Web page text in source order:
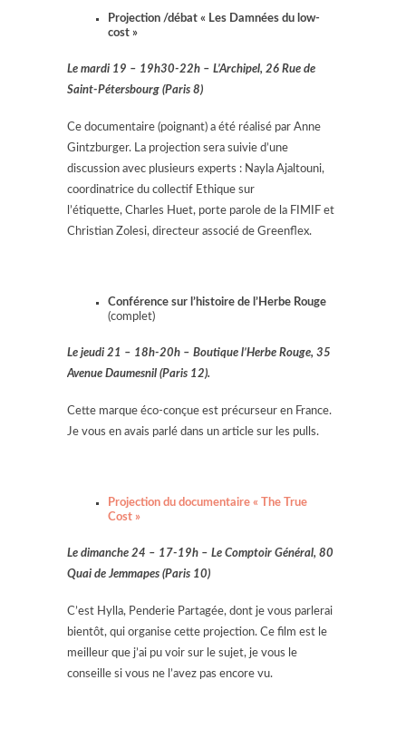
Projection /débat « Les Damnées du low-
cost »
Le mardi 19 – 19h30-22h – L’Archipel, 26 Rue de
Saint-Pétersbourg (Paris 8)
Ce documentaire (poignant) a été réalisé par Anne
Gintzburger. La projection sera suivie d’une
discussion avec plusieurs experts : Nayla Ajaltouni,
coordinatrice du collectif Ethique sur
l’étiquette, Charles Huet, porte parole de la FIMIF et
Christian Zolesi, directeur associé de Greenflex.
Conférence sur l’histoire de l’Herbe Rouge
(complet)
Le jeudi 21 – 18h-20h – Boutique l’Herbe Rouge, 35
Avenue Daumesnil (Paris 12).
Cette marque éco-conçue est précurseur en France.
Je vous en avais parlé dans un article sur les pulls.
Projection du documentaire « The True
Cost »
Le dimanche 24 – 17-19h – Le Comptoir Général, 80
Quai de Jemmapes (Paris 10)
C’est Hylla, Penderie Partagée, dont je vous parlerai
bientôt, qui organise cette projection. Ce film est le
meilleur que j’ai pu voir sur le sujet, je vous le
conseille si vous ne l’avez pas encore vu.